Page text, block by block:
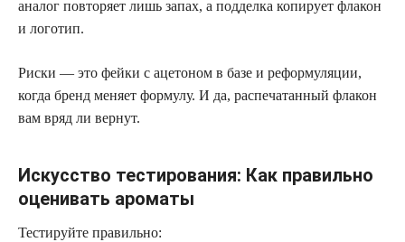
аналог повторяет лишь запах, а подделка копирует флакон
и логотип.
Риски — это фейки с ацетоном в базе и реформуляции,
когда бренд меняет формулу. И да, распечатанный флакон
вам вряд ли вернут.
Искусство тестирования: Как правильно
оценивать ароматы
Тестируйте правильно: